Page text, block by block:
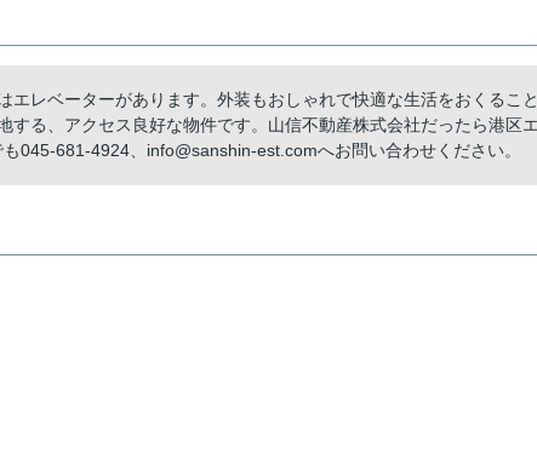
エレベーターがあります。外装もおしゃれで快適な生活をおくること
る、アクセス良好な物件です。山信不動産株式会社だったら港区エ
045-681-4924、info@sanshin-est.comへお問い合わせください。